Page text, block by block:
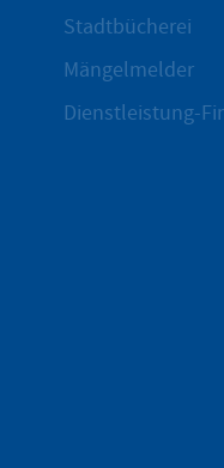
Stadtbücherei
Mängelmelder
Dienstleistung-